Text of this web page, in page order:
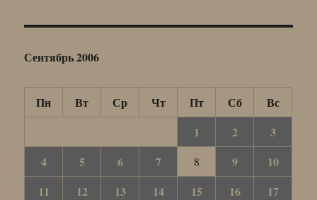
Сентябрь 2006
Пн Вт Ср Чт Пт Сб
Вс
1
2
3
4
5 6 7 8 9
10
11
12 13 14 15 16
17